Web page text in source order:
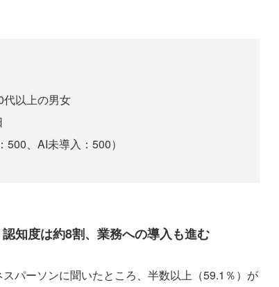
以上の男女
、AI未導入：500）
知度は約8割、業務への導入も進む
パーソンに聞いたところ、半数以上（59.1％）が